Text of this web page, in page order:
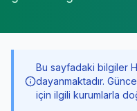
Bu sayfadaki bilgiler
dayanmaktadır.
için ilgili kurumlarla